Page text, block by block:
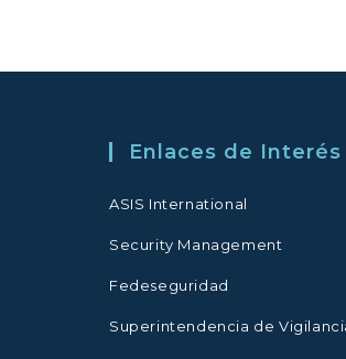
Enlaces de Interés
ASIS International
Security Management
Fedeseguridad
Superintendencia de